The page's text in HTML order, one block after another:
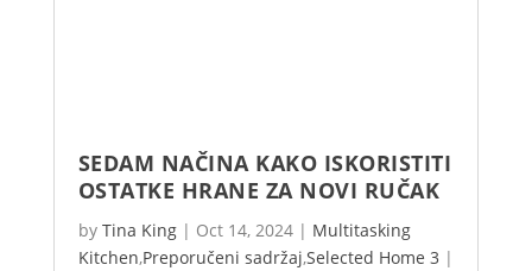
SEDAM NAČINA KAKO ISKORISTITI
OSTATKE HRANE ZA NOVI RUČAK
by Tina King | Oct 14, 2024 | Multitasking
Kitchen,Preporučeni sadržaj,Selected Home 3 |